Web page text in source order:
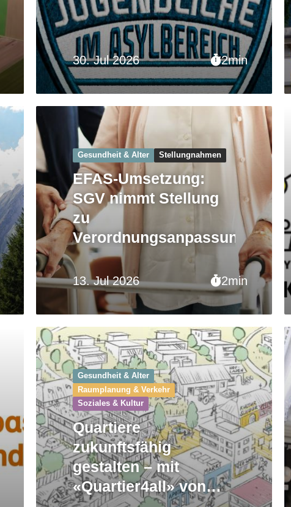
30. Jul 2026 2min
13. Jul 2026 2min
Gesundheit & Alter Stellungnahmen
EFAS-Umsetzung:
SGV nimmt Stellung
zu
Verordnungsanpassungen
Gesundheit & Alter
Raumplanung & Verkehr
Soziales & Kultur
Quartiere
zukunftsfähig
gestalten – mit
«Quartier4all» von